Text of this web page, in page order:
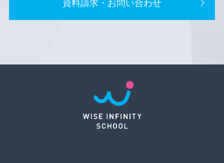
資料請求・お問い合わせ